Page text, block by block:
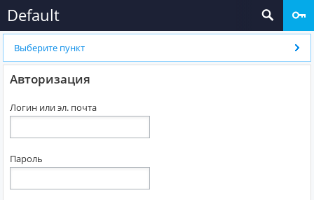
Default
Выберите пункт
Авторизация
Логин или эл. почта
Пароль